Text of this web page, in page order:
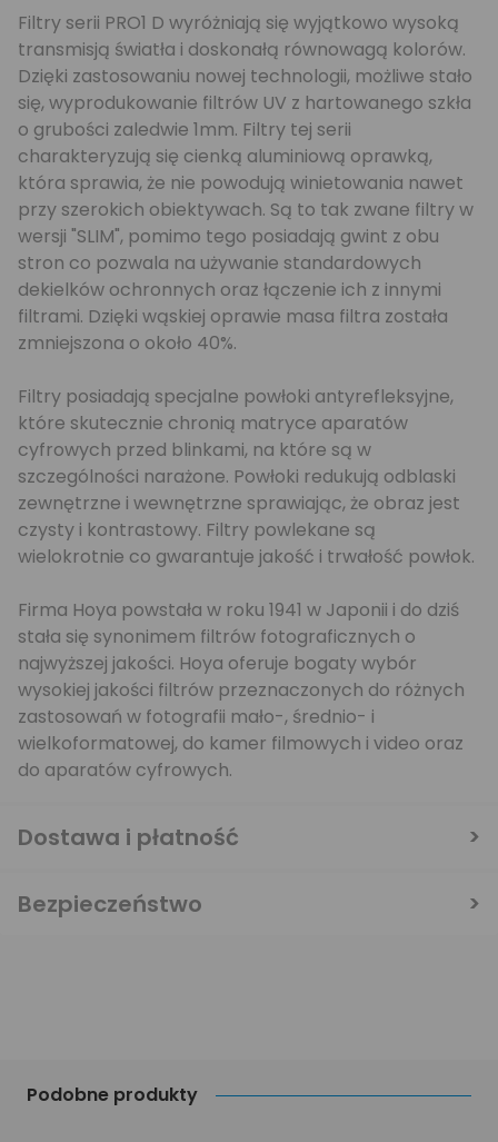
Podobne produkty
Filtry serii PRO1 D wyróżniają się wyjątkowo wysoką
transmisją światła i doskonałą równowagą kolorów.
Dzięki zastosowaniu nowej technologii, możliwe stało
się, wyprodukowanie filtrów UV z hartowanego szkła
o grubości zaledwie 1mm. Filtry tej serii
charakteryzują się cienką aluminiową oprawką,
która sprawia, że nie powodują winietowania nawet
przy szerokich obiektywach. Są to tak zwane filtry w
wersji "SLIM", pomimo tego posiadają gwint z obu
stron co pozwala na używanie standardowych
dekielków ochronnych oraz łączenie ich z innymi
filtrami. Dzięki wąskiej oprawie masa filtra została
zmniejszona o około 40%.
Filtry posiadają specjalne powłoki antyrefleksyjne,
które skutecznie chronią matryce aparatów
cyfrowych przed blinkami, na które są w
szczególności narażone. Powłoki redukują odblaski
zewnętrzne i wewnętrzne sprawiając, że obraz jest
czysty i kontrastowy. Filtry powlekane są
wielokrotnie co gwarantuje jakość i trwałość powłok.
Firma Hoya powstała w roku 1941 w Japonii i do dziś
stała się synonimem filtrów fotograficznych o
najwyższej jakości. Hoya oferuje bogaty wybór
wysokiej jakości filtrów przeznaczonych do różnych
zastosowań w fotografii mało-, średnio- i
wielkoformatowej, do kamer filmowych i video oraz
do aparatów cyfrowych.
Dostawa i płatność
Bezpieczeństwo